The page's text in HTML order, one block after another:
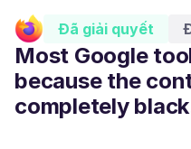
Đã giải quyết
Most Google
because the
completely